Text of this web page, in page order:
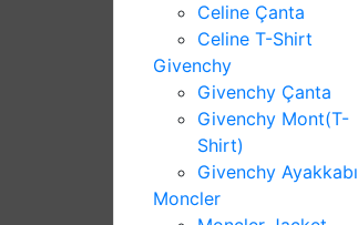
Celine Çanta
Celine T-Shirt
Givenchy
Givenchy Çanta
Givenchy Mont(T-
Shirt)
Givenchy Ayakkabı
Moncler